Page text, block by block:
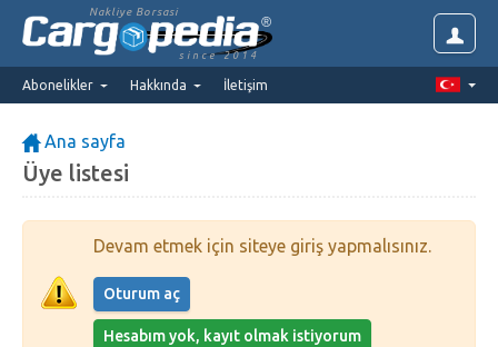
Nakliye Borsasi
since 2014
Abonelikler Hakkında İletişim
Ana sayfa
Üye listesi
Devam etmek için siteye giriş yapmalısınız.
Oturum aç
Hesabım yok, kayıt olmak istiyorum